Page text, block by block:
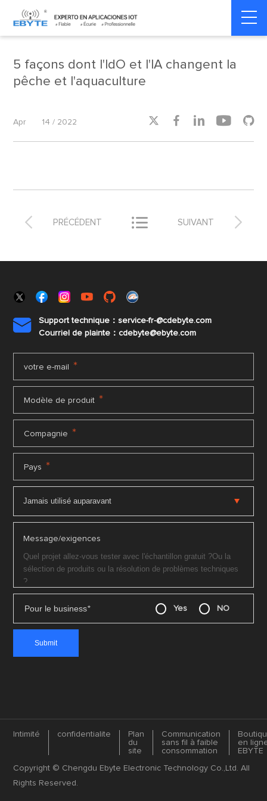
Home > Smart Agriculture > Smart Agriculture
5 façons dont l'IdO et l'IA changent la
pêche et l'aquaculture
Apr 14 / 2022     
 PRÉCÉDENT  
SUIVANT

Support technique：service-fr-@cdebyte.com
Courriel de plainte：cdebyte@ebyte.com
votre e-mail *
Modèle de produit *
Compagnie *
Pays *
Message/exigences
Pour le business* Yes NO
Intimité confidentialite
Plan
du
site
Communication
sans fil à faible
consommation
en
EBYTE
Copyright © Chengdu Ebyte Electronic Technology Co.,Ltd. All
Rights Reserved.